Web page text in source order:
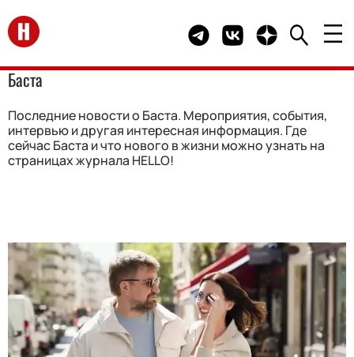
Перейти на главную Telegram канал HELLO
Группа HELLO
Канал HELLO в
Баста
Последние новости о Баста. Мероприятия, события,
интервью и другая интересная информация. Где
сейчас Баста и что нового в жизни можно узнать на
страницах журнала HELLO!